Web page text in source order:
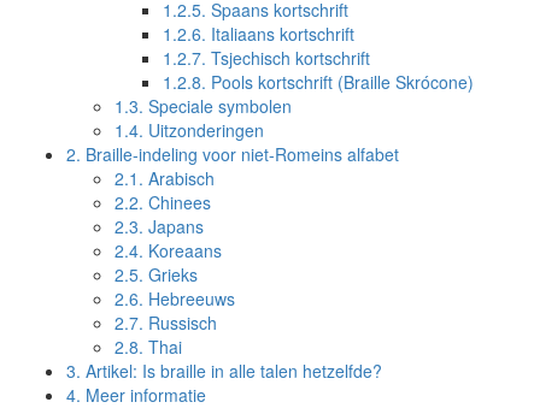
1.2.5. Spaans kortschrift
1.2.6. Italiaans kortschrift
1.2.7. Tsjechisch kortschrift
1.2.8. Pools kortschrift (Braille Skrócone)
1.3. Speciale symbolen
1.4. Uitzonderingen
2. Braille-indeling voor niet-Romeins alfabet
2.1. Arabisch
2.2. Chinees
2.3. Japans
2.4. Koreaans
2.5. Grieks
2.6. Hebreeuws
2.7. Russisch
2.8. Thai
3. Artikel: Is braille in alle talen hetzelfde?
4. Meer informatie